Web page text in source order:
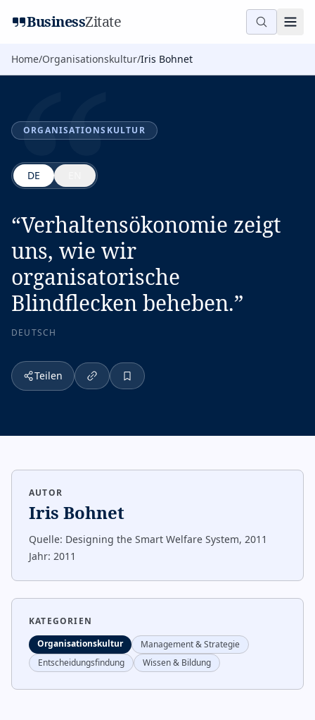
BusinessZitate
Home/Organisationskultur/Iris Bohnet
“
ORGANISATIONSKULTUR
DE
“Verhaltensökonomie zeigt
uns, wie wir
organisatorische
Blindflecken beheben.”
DEUTSCH
Teilen
AUTOR
Iris Bohnet
Quelle: Designing the Smart Welfare System, 2011
Jahr: 2011
KATEGORIEN
Organisationskultur
Management & Strategie
Entscheidungsfindung
Wissen & Bildung